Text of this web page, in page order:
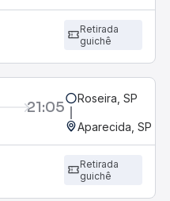
Retirada
guichê
21:05 Roseira, SP
Aparecida, SP -
Retirada
guichê